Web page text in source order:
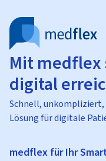
Mit medflex
digital
Schnell, unkompliziert,
Lösung für digitale
medflex für Ihr